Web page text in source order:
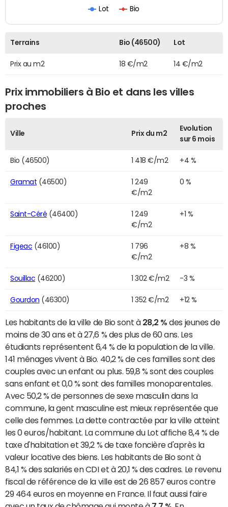
Lot Bio
Terrains Bio (46500) Lot
Prix au m2 18 €/m2 14 €/m2
Prix immobiliers à Bio et dans les villes
proches
Ville Prix du m2
Evolution
sur 6 mois
Bio (46500) 1 418 €/m2 +4 %
Gramat (46500)
1 249
€/m2
0 %
Saint-Céré (46400)
1 249
€/m2
+1 %
Figeac (46100)
1 796
€/m2
+8 %
Souillac (46200) 1 302 €/m2 -3 %
Gourdon (46300) 1 352 €/m2 +12 %
Les habitants de la ville de Bio sont à 28,2 % des jeunes de
moins de 30 ans et à 27,6 % des plus de 60 ans. Les
étudiants représentent 6,4 % de la population de la ville.
141 ménages vivent à Bio. 40,2 % de ces familles sont des
couples avec un enfant ou plus. 59,8 % sont des couples
sans enfant et 0,0 % sont des familles monoparentales.
Avec 50,2 % de personnes de sexe masculin dans la
commune, la gent masculine est mieux représentée que
celle des femmes. La dette contractée par la ville atteint
les 0 euros/habitant. La commune du Lot affiche 8,4 % de
taxe d'habitation et 39,2 % de taxe foncière d'après la
valeur locative des biens. Les habitants de Bio sont à
84,1 % des salariés en CDI et à 20,1 % des cadres. Le revenu
fiscal de référence de la ville est de 26 857 euros contre
29 464 euros en moyenne en France. Il faut aussi faire